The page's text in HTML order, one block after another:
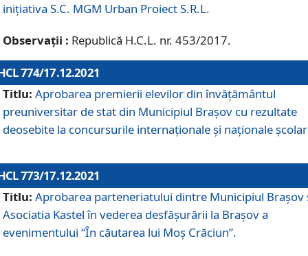
iniţiativa S.C. MGM Urban Proiect S.R.L.
Observații : Republică H.C.L. nr. 453/2017.
774/17.12.2021
Titlu: Aprobarea premierii elevilor din învățământul
preuniversitar de stat din Municipiul Brașov cu rezultate
deosebite la concursurile internaționale și naționale
773/17.12.2021
Titlu: Aprobarea parteneriatului dintre Municipiul Brașov
Asociatia Kastel în vederea desfăşurării la Brașov a
evenimentului “În căutarea lui Moș Crăciun”.